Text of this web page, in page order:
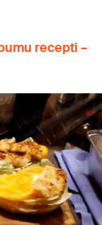
recepti –